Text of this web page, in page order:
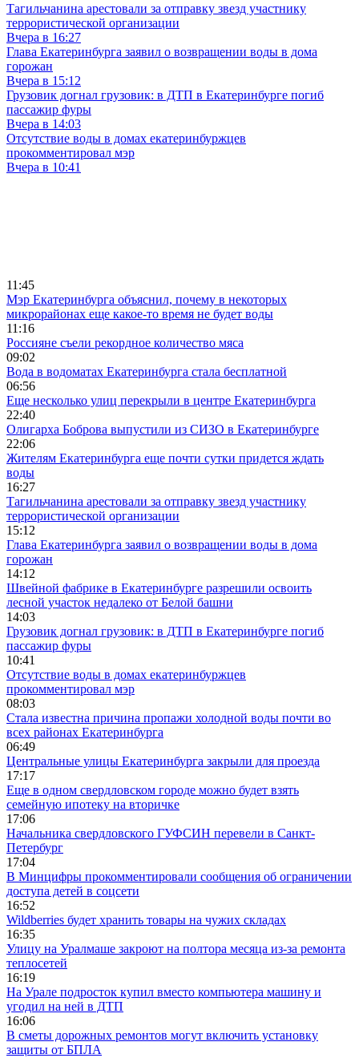
Тагильчанина арестовали за отправку звезд участнику
террористической организации
Вчера в 16:27
Глава Екатеринбурга заявил о возвращении воды в дома
горожан
Вчера в 15:12
Грузовик догнал грузовик: в ДТП в Екатеринбурге погиб
пассажир фуры
Вчера в 14:03
Отсутствие воды в домах екатеринбуржцев
прокомментировал мэр
Вчера в 10:41
11:45
Мэр Екатеринбурга объяснил, почему в некоторых
микрорайонах еще какое-то время не будет воды
11:16
Россияне съели рекордное количество мяса
09:02
Вода в водоматах Екатеринбурга стала бесплатной
06:56
Еще несколько улиц перекрыли в центре Екатеринбурга
22:40
Олигарха Боброва выпустили из СИЗО в Екатеринбурге
22:06
Жителям Екатеринбурга еще почти сутки придется ждать
воды
16:27
Тагильчанина арестовали за отправку звезд участнику
террористической организации
15:12
Глава Екатеринбурга заявил о возвращении воды в дома
горожан
14:12
Швейной фабрике в Екатеринбурге разрешили освоить
лесной участок недалеко от Белой башни
14:03
Грузовик догнал грузовик: в ДТП в Екатеринбурге погиб
пассажир фуры
10:41
Отсутствие воды в домах екатеринбуржцев
прокомментировал мэр
08:03
Стала известна причина пропажи холодной воды почти во
всех районах Екатеринбурга
06:49
Центральные улицы Екатеринбурга закрыли для проезда
17:17
Еще в одном свердловском городе можно будет взять
семейную ипотеку на вторичке
17:06
Начальника свердловского ГУФСИН перевели в Санкт-
Петербург
17:04
В Минцифры прокомментировали сообщения об ограничении
доступа детей в соцсети
16:52
Wildberries будет хранить товары на чужих складах
16:35
Улицу на Уралмаше закроют на полтора месяца из-за ремонта
теплосетей
16:19
На Урале подросток купил вместо компьютера машину и
угодил на ней в ДТП
16:06
В сметы дорожных ремонтов могут включить установку
защиты от БПЛА